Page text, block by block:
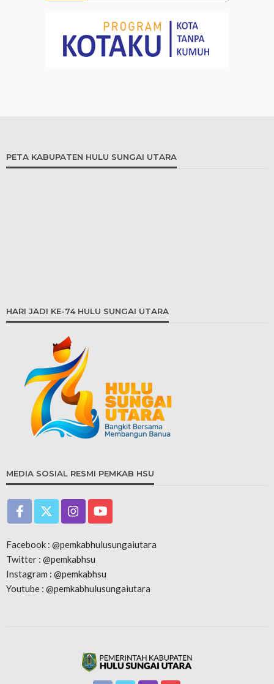
PETA KABUPATEN HULU SUNGAI UTARA
HARI JADI KE-74 HULU SUNGAI UTARA
MEDIA SOSIAL RESMI PEMKAB HSU
Facebook : @pemkabhulusungaiutara
Twitter : @pemkabhsu
Instagram : @pemkabhsu
Youtube : @pemkabhulusungaiutara